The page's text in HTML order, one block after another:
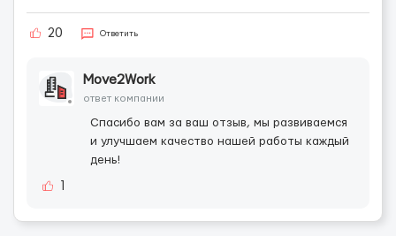
20 Ответить
Move2Work
ответ компании
Спасибо вам за ваш отзыв, мы развиваемся
и улучшаем качество нашей работы каждый
день!